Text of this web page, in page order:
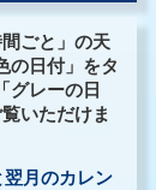
ごと」の天
の日付」をタ
グレーの日
いただけま
月のカレン